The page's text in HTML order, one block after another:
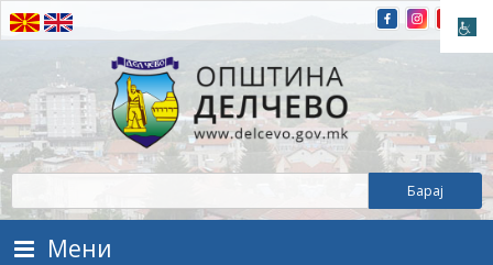
Прескокнете на содржината
Општина Делчево
Општина Делчево
Мени